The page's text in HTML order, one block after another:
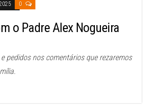
0
o Padre Alex Nogueira
pedidos nos comentários que rezaremos